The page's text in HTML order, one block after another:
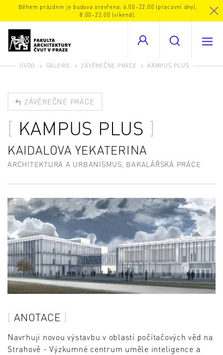
Během prázdnin je budova otevřena: 6.00–22.00 (pracovní dny),
8.00–22.00 (víkend).
ÚVOD GALERIE ZÁVĚREČNÉ PRÁCE KAMPUS PLUS
ZÁVĚREČNÉ PRÁCE
KAMPUS PLUS
KAIDALOVA YEKATERINA
ARCHITEKTURA A URBANISMUS, BAKALÁŘSKÁ PRÁCE
ANOTACE
Navrhuji novou výstavbu v oblastí počítačových věd na
Strahově - Výzkumné centrum uměle inteligence a